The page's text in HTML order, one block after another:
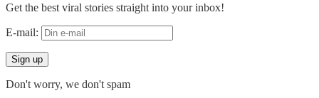
Get the best viral stories straight into your inbox!
E-mail:
Don't worry, we don't spam